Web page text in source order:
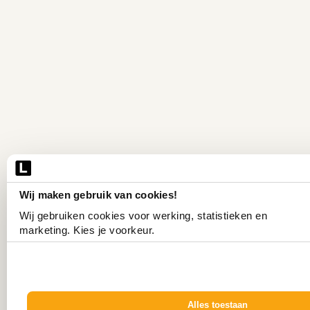
Wij maken gebruik van cookies!
Wij gebruiken cookies voor werking, statistieken en
marketing. Kies je voorkeur.
Alles toestaan